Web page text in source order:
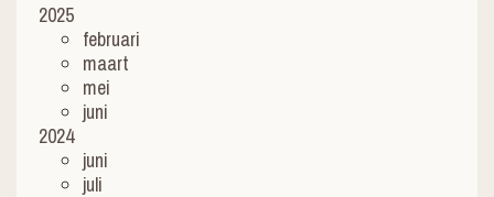
2025
februari
maart
mei
juni
2024
juni
juli